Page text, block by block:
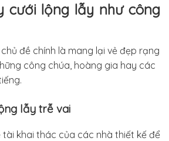
cưới lộng lẫy như công
đề chính là mang lại vẻ đẹp rạng
công chúa, hoàng gia hay các
lẫy trễ vai
tài khai thác của các nhà thiết kế để